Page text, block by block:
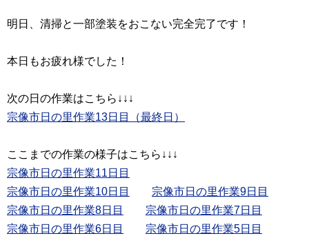
明日、清掃と一部塗装をおこない完全完了です！
本日もお疲れ様でした！
宗像市日の里作業13日目（最終日）
宗像市日の里作業11日目
宗像市日の里作業10日目
宗像市日の里作業8日目
宗像市日の里作業7日目
宗像市日の里作業6日目
宗像市日の里作業5日目